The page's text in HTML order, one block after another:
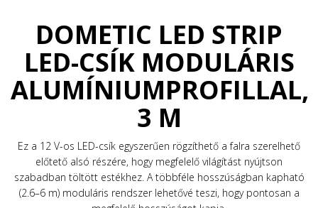
DOMETIC LED STRIP
LED-CSÍK MODULÁRIS
ALUMÍNIUMPROFILLAL,
3 M
Ez a 12 V-os LED-csík egyszerűen rögzíthető a falra szerelhető
előtető alsó részére, hogy megfelelő világítást nyújtson
szabadban töltött estékhez. A többféle hosszúságban kapható
(2.6–6 m) moduláris rendszer lehetővé teszi, hogy pontosan a